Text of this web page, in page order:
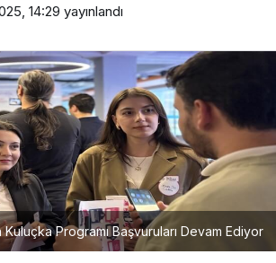
14:29 yayınlandı
Programı Başvuruları Devam Ediyor